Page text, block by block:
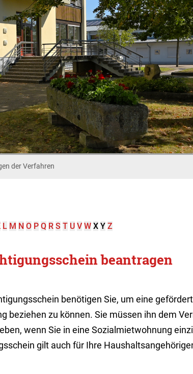
der Verfahren
L M N O P Q R S T U V W X Y Z
beantragen
benötigen Sie, um eine
beziehen zu können. Sie müssen ihn dem
wenn Sie in eine Sozialmietwohnung
gilt auch für Ihre